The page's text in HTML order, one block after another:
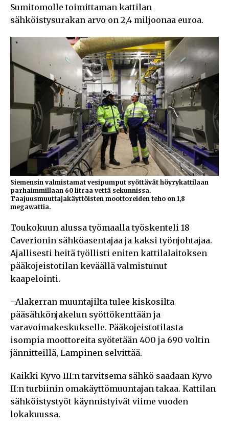
Sumitomolle toimittaman kattilan
sähköistysurakan arvo on 2,4 miljoonaa euroa.
Siemensin valmistamat vesipumput syöttävät höyrykattilaan
parhaimmillaan 60 litraa vettä sekunnissa.
Taajuusmuuttajakäyttöisten moottoreiden teho on 1,8
megawattia.
Toukokuun alussa työmaalla työskenteli 18
Caverionin sähköasentajaa ja kaksi työnjohtajaa.
Ajallisesti heitä työllisti eniten kattilalaitoksen
pääkojeistotilan keväällä valmistunut
kaapelointi.
–Alakerran muuntajilta tulee kiskosilta
pääsähkönjakelun syöttökenttään ja
varavoimakeskukselle. Pääkojeistotilasta
isompia moottoreita syötetään 400 ja 690 voltin
jännitteillä, Lampinen selvittää.
Kaikki Kyvo III:n tarvitsema sähkö saadaan Kyvo
II:n turbiinin omakäyttömuuntajan takaa. Kattilan
sähköistystyöt käynnistyivät viime vuoden
lokakuussa.